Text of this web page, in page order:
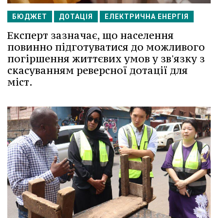
БЮДЖЕТ ДОТАЦІЯ ЕЛЕКТРИЧНА ЕНЕРГІЯ
Експерт зазначає, що населення
повинно підготуватися до можливого
погіршення життєвих умов у зв'язку з
скасуванням реверсної дотації для
міст.